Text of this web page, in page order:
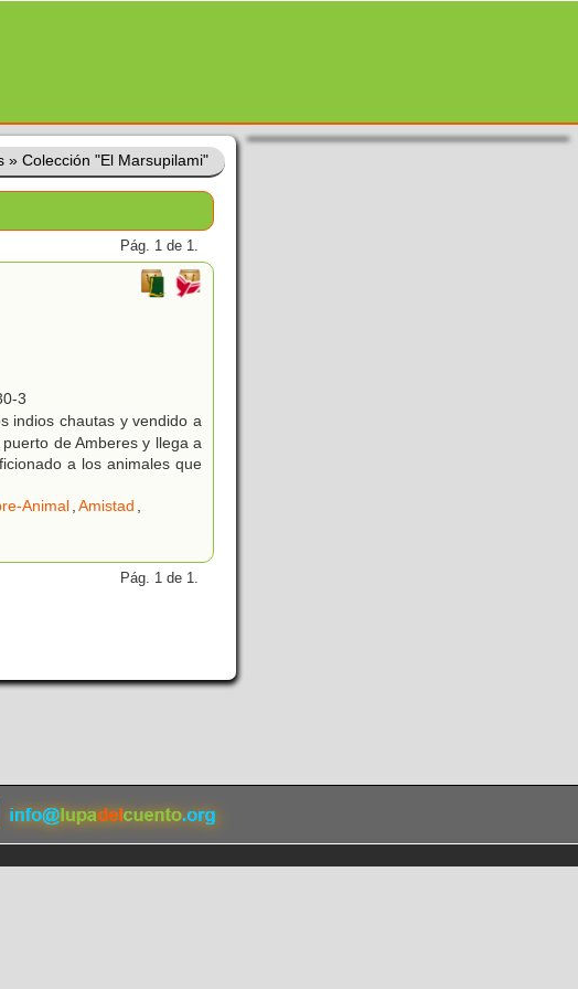
» Colección "El Marsupilami"
Pág. 1 de 1.
3
indios chautas y vendido a
de Amberes y llega a
a los animales que
Animal,Amistad ,
Pág. 1 de 1.